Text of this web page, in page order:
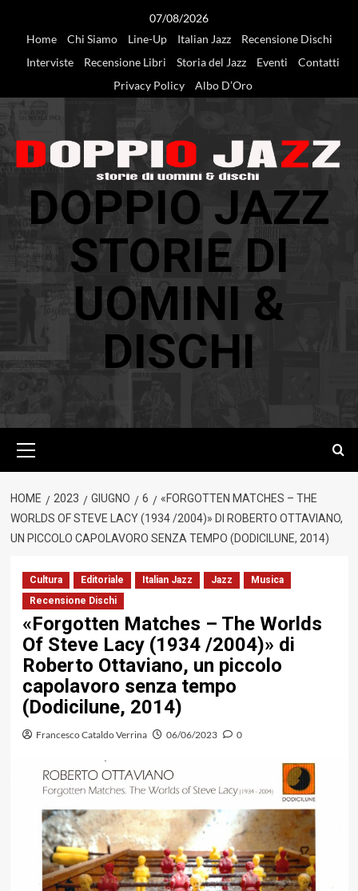
07/08/2026
Home
Chi Siamo Line-Up Italian Jazz
Recensione Dischi
Interviste
Recensione Libri Storia del Jazz Eventi
Contatti
Privacy Policy
Albo D’Oro
DOPPIO JAZZ
STORIE DI
UOMINI &
DISCHI
principale
HOME 2023 GIUGNO 6
«FORGOTTEN MATCHES – THE
WORLDS OF STEVE LACY (1934 /2004)» DI ROBERTO OTTAVIANO,
UN PICCOLO CAPOLAVORO SENZA TEMPO (DODICILUNE, 2014)
Cultura Editoriale Italian Jazz Jazz
Musica
Recensione Dischi
«Forgotten Matches – The Worlds
Of Steve Lacy (1934 /2004)» di
Roberto Ottaviano, un piccolo
capolavoro senza tempo
(Dodicilune, 2014)
Francesco Cataldo Verrina 06/06/2023 0